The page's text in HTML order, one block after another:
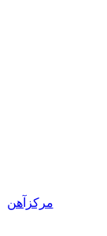
مرکزآهن